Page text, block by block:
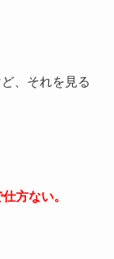
、それを見る
方ない。